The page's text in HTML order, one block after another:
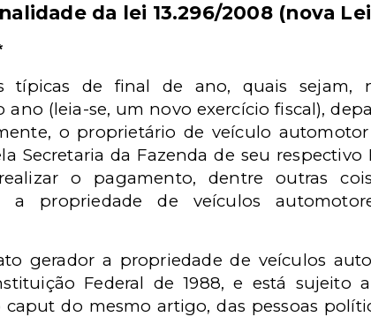
da lei 13.296/2008 (nova
típicas de final de ano, quais sejam,
(leia-se, um novo exercício fiscal),
o proprietário de veículo
Secretaria da Fazenda de seu respectivo
o pagamento, dentre outras
a propriedade de veículos
gerador a propriedade de veículos
Federal de 1988, e está sujeito
do mesmo artigo, das pessoas